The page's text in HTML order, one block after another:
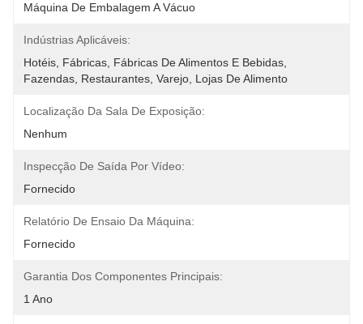
Máquina De Embalagem A Vácuo
Indústrias Aplicáveis:
Hotéis, Fábricas, Fábricas De Alimentos E Bebidas,
Fazendas, Restaurantes, Varejo, Lojas De Alimento
Localização Da Sala De Exposição:
Nenhum
Inspecção De Saída Por Vídeo:
Fornecido
Relatório De Ensaio Da Máquina:
Fornecido
Garantia Dos Componentes Principais:
1 Ano